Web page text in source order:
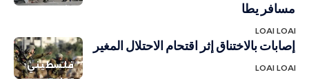
مسافر يطا
LOAI LOAI
فلسطيني
إصابات بالاختناق إثر اقتحام الاحتلال المغير
LOAI LOAI